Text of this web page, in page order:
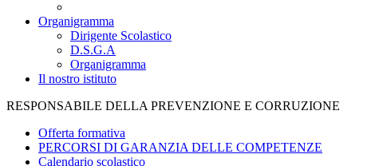
Organigramma
Dirigente Scolastico
D.S.G.A
Organigramma
Il nostro istituto
RESPONSABILE DELLA PREVENZIONE E CORRUZIONE
Offerta formativa
PERCORSI DI GARANZIA DELLE COMPETENZE
Calendario scolastico